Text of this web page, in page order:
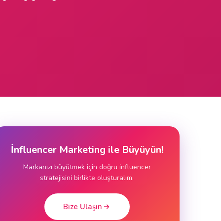
İnfluencer Marketing ile Büyüyün!
Markanızı büyütmek için doğru influencer
stratejisini birlikte oluşturalım.
Bize Ulaşın